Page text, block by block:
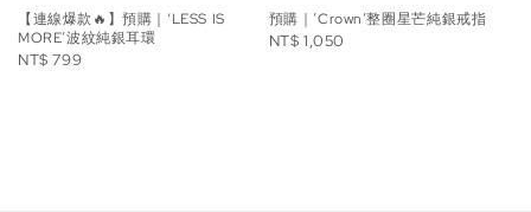
【連線爆款🔥】預購｜‘LESS IS
MORE’波紋純銀耳環
Regular
NT$ 799
預購｜’Crown’整圈星芒純銀戒指
Regular
NT$ 1,050